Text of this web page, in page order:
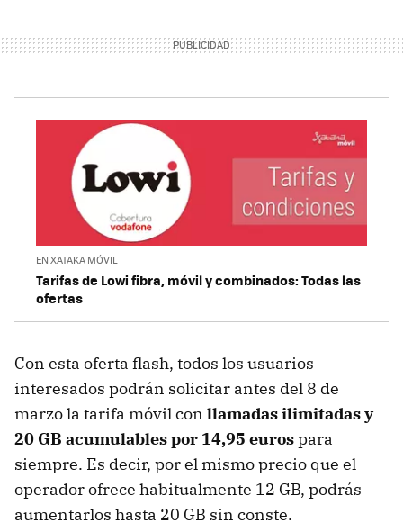
EN XATAKA MÓVIL
Tarifas de Lowi fibra, móvil y combinados: Todas las
ofertas
Con esta oferta flash, todos los usuarios
interesados podrán solicitar antes del 8 de
marzo la tarifa móvil con llamadas ilimitadas y
20 GB acumulables por 14,95 eurospara
siempre. Es decir, por el mismo precio que el
operador ofrece habitualmente 12 GB, podrás
aumentarlos hasta 20 GB sin conste.